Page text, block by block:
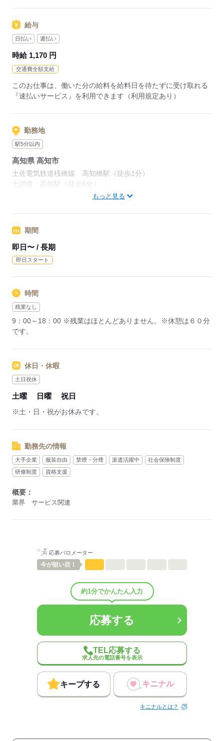
給与
日払い 週払い
時給 1,170 円
交通費全額支給
このお仕事は、働いた分の給料を給料日を待たずに受け取れる
『速払いサービス』を利用できます（利用規定あり）
勤務地
駅5分以内
高知県 高知市
土佐電気鉄道桟橋線 高知橋駅（徒歩1分）
土讃線 高知駅（徒歩5分）
もっと見る
期間
即日〜 / 長期
即日スタート
時間
残業なし
9：00～18：00 ※残業はほとんどありません。※休憩は６０分
です。
休日・休暇
土日祝休
土曜 日曜 祝日
※土・日・祝がお休みです。
勤務先の情報
大手企業 服装自由 禁煙・分煙 派遣活躍中
社会保険制度
研修制度
資格支援
概要：
業界 サービス関連
応募バロメーター
今が狙い目！
約1分でかんたん入力
応募する
TEL応募する
求人先の電話番号を表示
キープする キニナル
キニナルとは？